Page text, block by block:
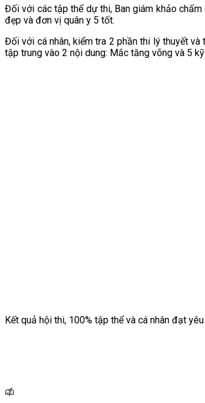
Đối với các tập thể dự thi, Ban giám khảo
đẹp và đơn vị quân y 5 tốt.
Đối với cá nhân, kiểm tra 2 phần thi lý thuyết
tập trung vào 2 nội dung: Mắc tăng võng và 5
Kết quả hội thi, 100% tập thể và cá nhân đạt